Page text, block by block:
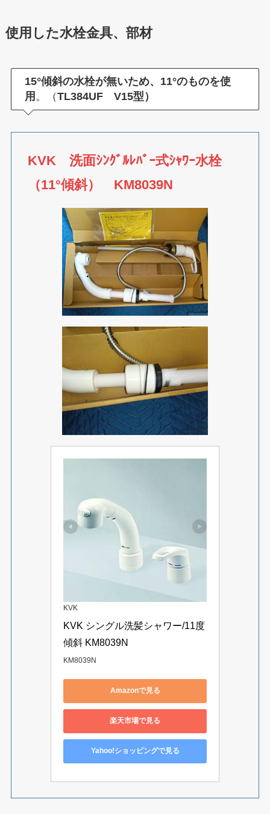
使用した水栓金具、部材
15°傾斜の水栓が無いため、11°のものを使
用 。（TL384UF V15型）
KVK 洗面ｼﾝｸﾞﾙﾚﾊﾞｰ式ｼｬﾜｰ水栓
（11°傾斜） KM8039N
KVK
KVK シングル洗髪シャワー/11度
傾斜 KM8039N
KM8039N
Amazonで見る
楽天市場で見る
Yahoo!ショッピングで見る